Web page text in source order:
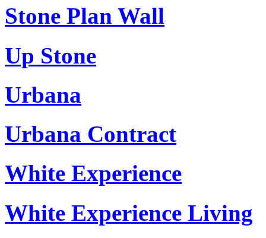
Stone Plan Wall
Up Stone
Urbana
Urbana Contract
White Experience
White Experience Living